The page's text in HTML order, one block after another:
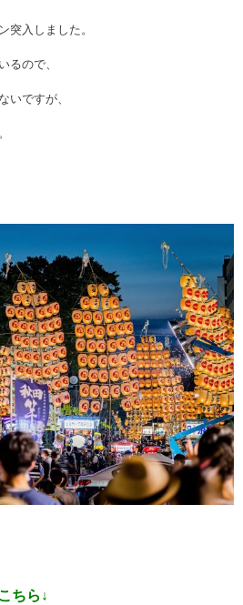
突入しました。
るので、
いですが、
ちら↓